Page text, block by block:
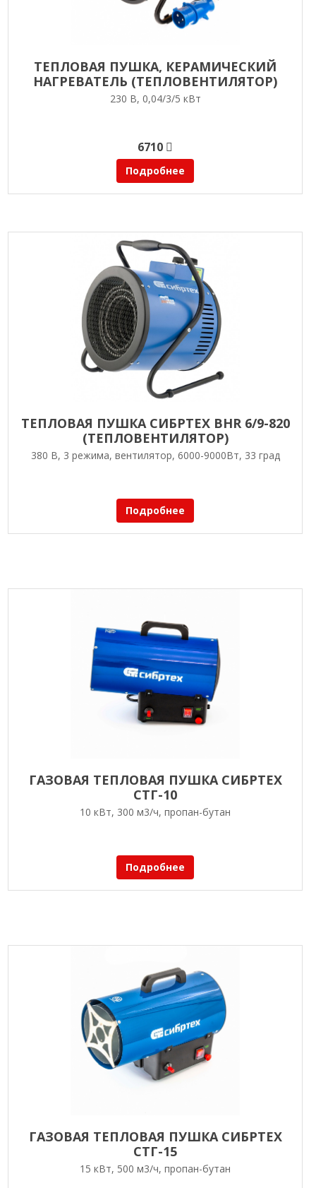
ТЕПЛОВАЯ ПУШКА, КЕРАМИЧЕСКИЙ
НАГРЕВАТЕЛЬ (ТЕПЛОВЕНТИЛЯТОР)
DENZEL DHC 5-400
230 В, 0,04/3/5 кВт
6710
Подробнее
ТЕПЛОВАЯ ПУШКА СИБРТЕХ BHR 6/9-820
(ТЕПЛОВЕНТИЛЯТОР)
380 В, 3 режима, вентилятор, 6000-9000Вт, 33 град
Подробнее
ГАЗОВАЯ ТЕПЛОВАЯ ПУШКА СИБРТЕХ
СТГ-10
10 кВт, 300 м3/ч, пропан-бутан
Подробнее
ГАЗОВАЯ ТЕПЛОВАЯ ПУШКА СИБРТЕХ
СТГ-15
15 кВт, 500 м3/ч, пропан-бутан